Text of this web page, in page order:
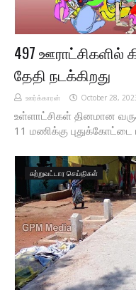
497 ஊராட்சிகளில்
தேதி நடக்கிறது
ஊர்க்காரன் October 28,
உள்ளாட்சிகள் தினமான
11 மணிக்கு
சுற்றுவட்டார செய்திகள்